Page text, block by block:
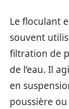
Le floculant
souvent
filtration de
de l’eau. Il
en
poussière